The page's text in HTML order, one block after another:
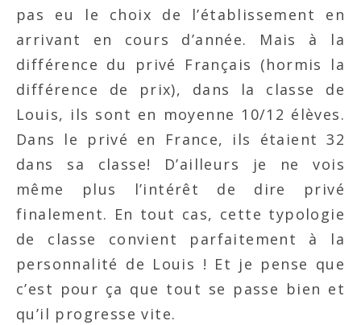
pas eu le choix de l’établissement en
arrivant en cours d’année. Mais à la
différence du privé Français (hormis la
différence de prix), dans la classe de
Louis, ils sont en moyenne 10/12 élèves.
Dans le privé en France, ils étaient 32
dans sa classe! D’ailleurs je ne vois
même plus l’intérêt de dire privé
finalement. En tout cas, cette typologie
de classe convient parfaitement à la
personnalité de Louis ! Et je pense que
c’est pour ça que tout se passe bien et
qu’il progresse vite.